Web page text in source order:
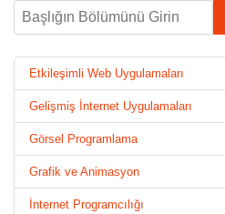
Başlığın Bölümünü Girin
Etkileşimli Web Uygulamaları
Gelişmiş İnternet Uygulamaları
Görsel Programlama
Grafik ve Animasyon
İnternet Programcılığı